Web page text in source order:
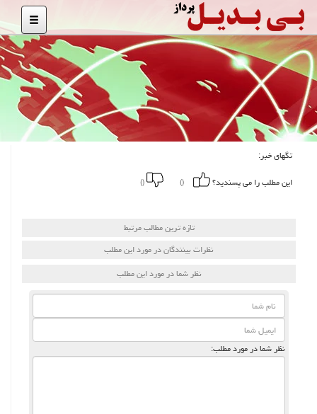
تگهای خبر:
این مطلب را می پسندید؟
()
()
تازه ترین مطالب مرتبط
نظرات بینندگان در مورد این مطلب
نظر شما در مورد این مطلب
نظر شما در مورد مطلب: